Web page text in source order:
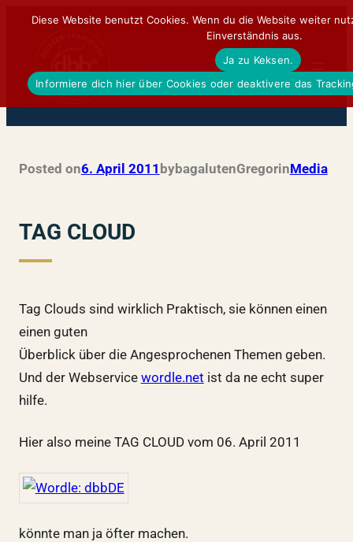
DickerBierBauchDE
Posted on6. April 2011 bybagalutenGregorinMedia
TAG CLOUD
Tag Clouds sind wirklich Praktisch, sie können einen
einen guten
Überblick über die Angesprochenen Themen geben.
Und der Webservice wordle.net ist da ne echt super
hilfe.
Hier also meine TAG CLOUD vom 06. April 2011
könnte man ja öfter machen.
Diese Website benutzt Cookies. Wenn du die Website weiter
Einverständnis aus.
Ja zu Keksen.
Informiere dich hier über Cookies oder deaktivere das